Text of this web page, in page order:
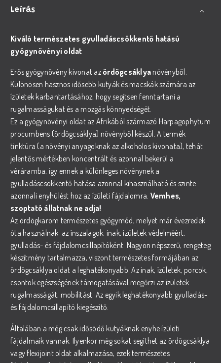
Leírás
Kiváló természetes gyulladáscsökkentő hatású
gyógynövényi oldat
Erős gyógynövény kivonat az ördögcsáklya növényből.
Különösen hasznos idősebb kutyák és macskák számára az
ízületek karbantartásához, hogy segítsen fenntartani a
rugalmasságukat és a mozgás könnyedségét.
Ez a gyógynövényi oldat az Afrikából származó Harpagophytum
procumbens (ördögcsáklya) növényből készül. A termék
tinktúra (a növényi anyagoknak az alkoholos kivonata), tehát
jelentős mértékben koncentrált és azonnal bekerül a
véráramba, így ennek a különleges növénynek a
gyulladáscsökkentő hatása azonnal kihasználható és szinte
azonnali enyhülést hoz az ízületi fájdalomra. Vemhes,
szoptató állatnak ne adja!
Az ördögkarom természetes gyógymód, melyet már évezredek
óta használnak az ínszalagok, inak, ízületek védelméért,
gyulladás- és fájdalomcsillapítóként. Nagyon népszerű, rengeteg
készítmény tartalmazza, viszont természetes formájában az
ördögcsáklya oldat a leghatékonyabb. Az inak, ízületek, porcok,
csontok egészségének támogatásával megőrzi az ízületek
rugalmasságát, mobilitást. Az egyik leghatékonyabb gyulladás-
és fájdalomcsillapító kiegészítő.
Általában a még csak idősödő kutyáknak enyhe ízületi
fájdalmaik vannak. Ilyenkor még sokat segíthet az ördögcsáklya
vagy flexijoint oldat alkalmazása, ezek természetes